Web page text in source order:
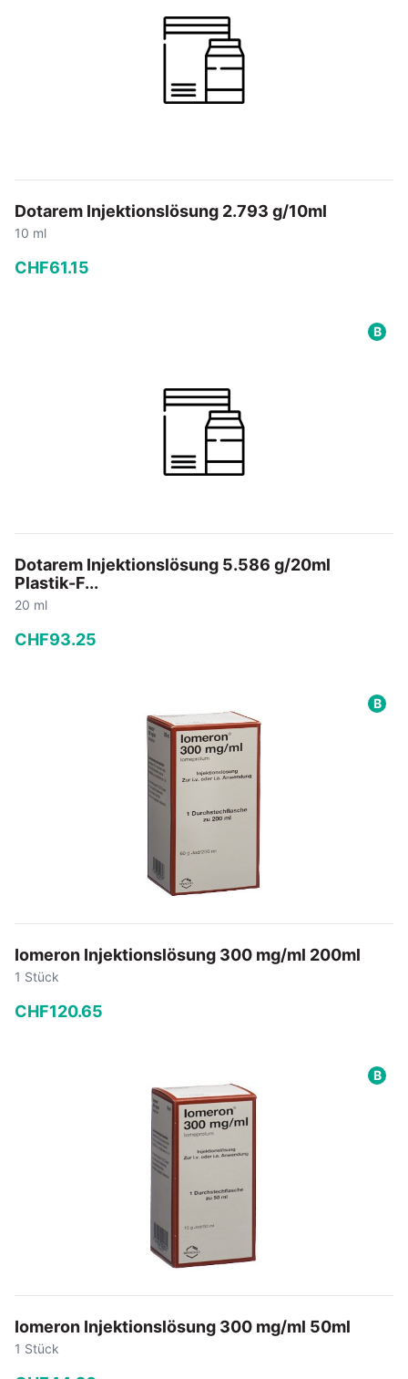
Dotarem Injektionslösung 2.793 g/10ml
10 ml
CHF61.15
B
Dotarem Injektionslösung 5.586 g/20ml
Plastik-F...
20 ml
CHF93.25
In den Warenkorb
B
Iomeron Injektionslösung 300 mg/ml 200ml
1 Stück
CHF120.65
In den Warenkorb
B
Iomeron Injektionslösung 300 mg/ml 50ml
1 Stück